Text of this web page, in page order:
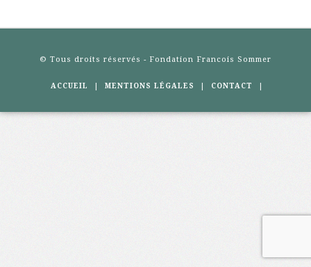
© Tous droits réservés - Fondation Francois Sommer
ACCUEIL | MENTIONS LÉGALES | CONTACT |